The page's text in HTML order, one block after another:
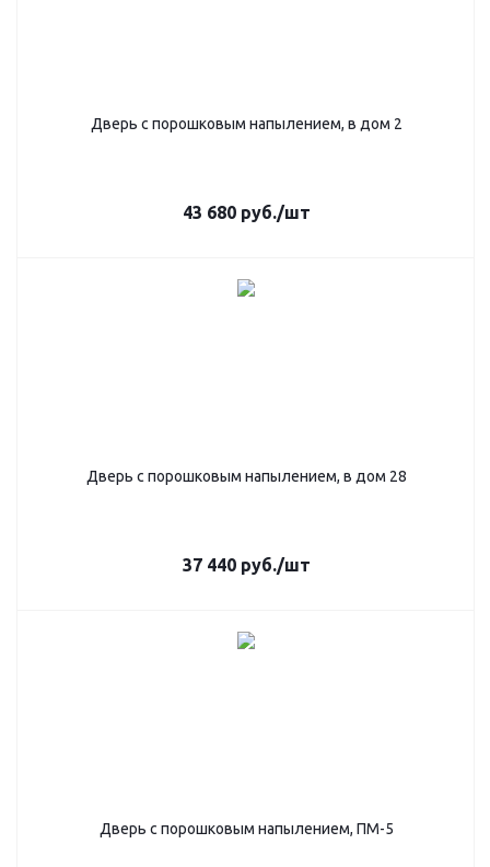
Дверь с порошковым напылением, в дом 2
43 680руб./шт
Дверь с порошковым напылением, в дом 28
37 440руб./шт
Дверь с порошковым напылением, ПМ-5